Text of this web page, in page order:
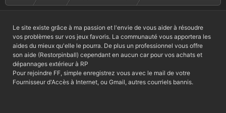
Le site existe grâce à ma passion et l'envie de vous aider à résoudre
vos problèmes sur vos jeux favoris. La communauté vous apportera les
aides du mieux qu'elle le pourra. De plus un professionnel vous offre
son aide (Restorpinball) cependant en aucun car pour vos achats et
dépannages extérieur à RP
Pour rejoindre FF, simple enregistrez vous avec le mail de votre
Fournisseur d'Accès à Internet, ou Gmail, autres courriels bannis.